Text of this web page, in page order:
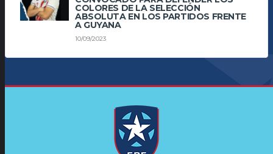
COLORES DE LA SELECCIÓN
ABSOLUTA EN LOS PARTIDOS FRENTE
A GUYANA
10/09/2023